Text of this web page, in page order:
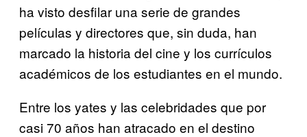
ha visto desfilar una serie de grandes
películas y directores que, sin duda, han
marcado la historia del cine y los currículos
académicos de los estudiantes en el mundo.
Entre los yates y las celebridades que por
casi 70 años han atracado en el destino